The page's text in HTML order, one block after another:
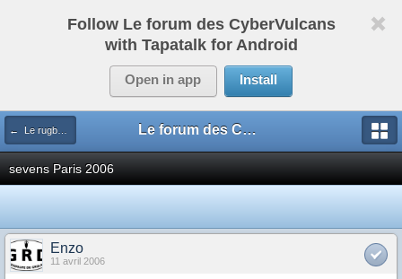
Follow Le forum des CyberVulcans
with Tapatalk for Android
Open in app Install
← Le rugby international Le forum des CyberVulcans
sevens Paris 2006
Enzo
11 avril 2006